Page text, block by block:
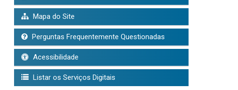
Mapa do Site
Perguntas Frequentemente Questionadas
Acessibilidade
Listar os Serviços Digitais